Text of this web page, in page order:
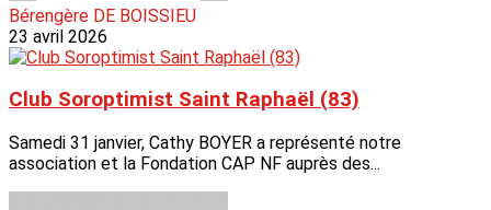
Bérengère DE BOISSIEU
23 avril 2026
Club Soroptimist Saint Raphaël (83)
Samedi 31 janvier, Cathy BOYER a représenté notre
association et la Fondation CAP NF auprès des...